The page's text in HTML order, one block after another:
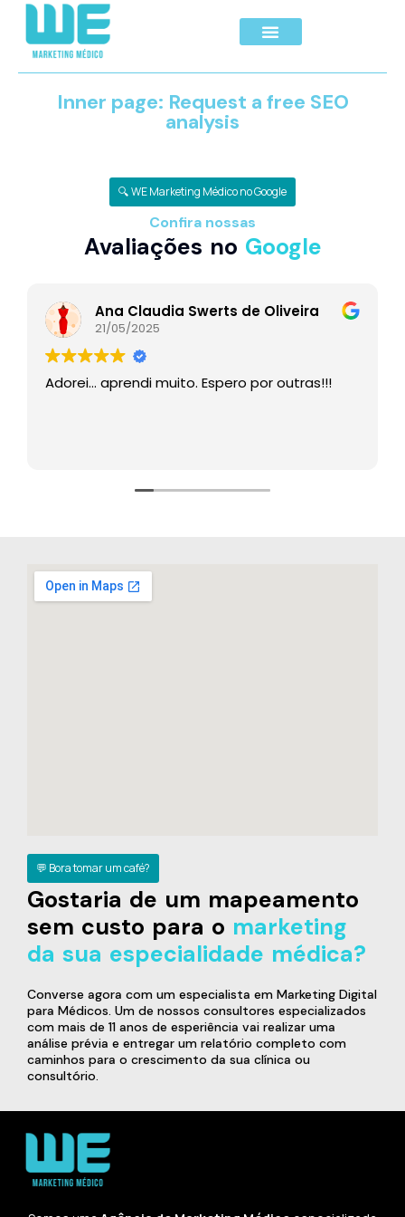
Inner page: Request a free SEO
analysis
🔍 WE Marketing Médico no Google
Confira nossas
Avaliações no Google
Ana Claudia Swerts de Oliveira
21/05/2025
Adorei… aprendi muito. Espero por outras!!!
💬 Bora tomar um café?
Gostaria de um mapeamento
sem custo para o marketing
da sua especialidade médica?
Converse agora com um especialista em Marketing Digital
para Médicos. Um de nossos consultores especializados
com mais de 11 anos de esperiência vai realizar uma
análise prévia e entregar um relatório completo com
caminhos para o crescimento da sua clínica ou
consultório.